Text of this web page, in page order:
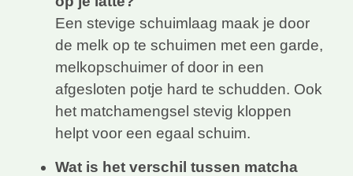
Een stevige schuimlaag maak je door
de melk op te schuimen met een garde,
melkopschuimer of door in een
afgesloten potje hard te schudden. Ook
het matchamengsel stevig kloppen
helpt voor een egaal schuim.
Wat is het verschil tussen matcha